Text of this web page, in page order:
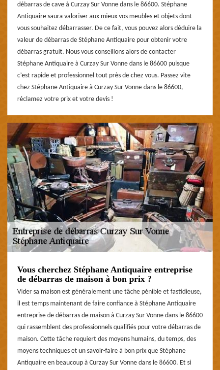
débarras de cave à Curzay Sur Vonne dans le 86600. Stéphane
Antiquaire saura valoriser aux mieux vos meubles et objets dont
vous souhaitez débarrasser. De ce fait, vous pouvez alors déduire la
valeur de débarras de Stéphane Antiquaire pour obtenir votre
débarras gratuit. Nous vous conseillons alors de contacter
Stéphane Antiquaire à Curzay Sur Vonne dans le 86600 puisque
c’est rapide et professionnel tout près de chez vous. Passez vite
chez Stéphane Antiquaire à Curzay Sur Vonne dans le 86600,
réclamez votre prix et votre devis !
Vous cherchez Stéphane Antiquaire entreprise
de débarras de maison à bon prix ?
Vider sa maison est généralement une tâche pénible et fastidieuse,
il est temps maintenant de faire confiance à Stéphane Antiquaire
entreprise de débarras de maison à Curzay Sur Vonne dans le 86600
qui rassemblent des professionnels qualifiés pour votre débarras de
maison. Cette tâche requiert des moyens humains, du temps, des
moyens techniques et un savoir-faire à bon prix que Stéphane
Antiquaire en beaucoup à Curzay Sur Vonne dans le 86600. Et si